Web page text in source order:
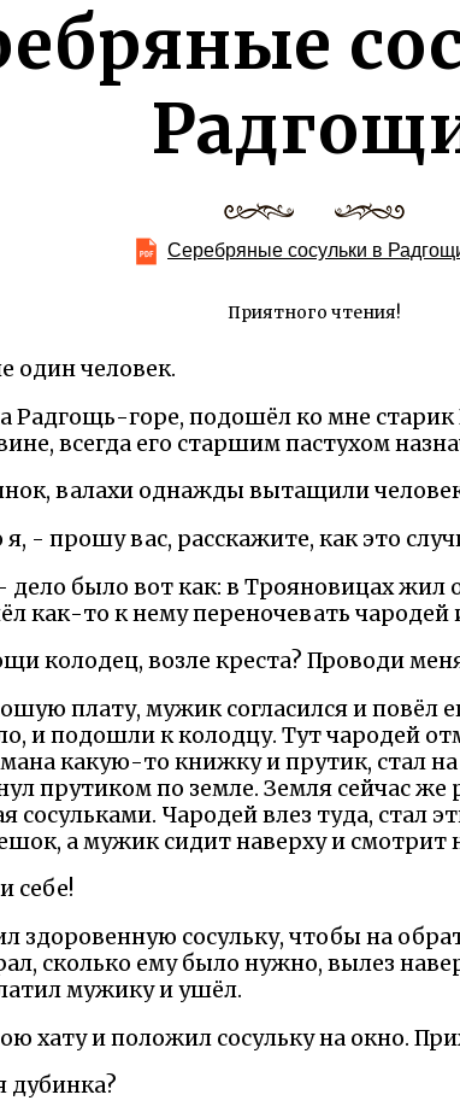
Серебряные сосульки в
Приятного чтения!
один человек.
Радгощь-горе, подошёл ко мне
всегда его старшим пастухом
валахи однажды вытащили
- прошу вас, расскажите, как это
дело было вот как: в Трояновицах жил
как-то к нему переночевать чародей
колодец, возле креста? Проводи
плату, мужик согласился и повёл
и подошли к колодцу. Тут чародей
какую-то книжку и прутик, стал
прутиком по земле. Земля сейчас же
сосульками. Чародей влез туда, стал
а мужик сидит наверху и смотрит
себе!
здоровенную сосульку, чтобы на
сколько ему было нужно, вылез
мужику и ушёл.
хату и положил сосульку на окно.
дубинка?